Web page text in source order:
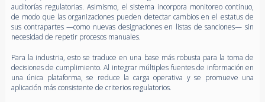
auditorías regulatorias. Asimismo, el sistema incorpora monitoreo continuo,
de modo que las organizaciones pueden detectar cambios en el estatus de
sus contrapartes —como nuevas designaciones en listas de sanciones— sin
necesidad de repetir procesos manuales.
Para la industria, esto se traduce en una base más robusta para la toma de
decisiones de cumplimiento. Al integrar múltiples fuentes de información en
una única plataforma, se reduce la carga operativa y se promueve una
aplicación más consistente de criterios regulatorios.